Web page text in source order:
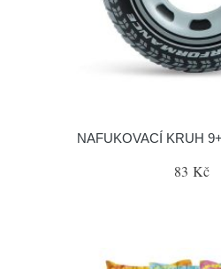
NAFUKOVACÍ KRUH
83 Kč